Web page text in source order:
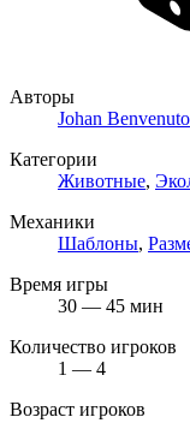
Авторы
Johan Benvenuto
Категории
Животные,
Механики
Шаблоны,
Время игры
30 — 45 мин
Количество игроков
1 — 4
Возраст игроков